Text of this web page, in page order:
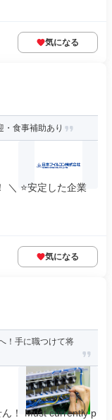
気になる
食事補助あり
＼ ⭐安定した企業
気になる
！手に職つけて将
！ Must currently p